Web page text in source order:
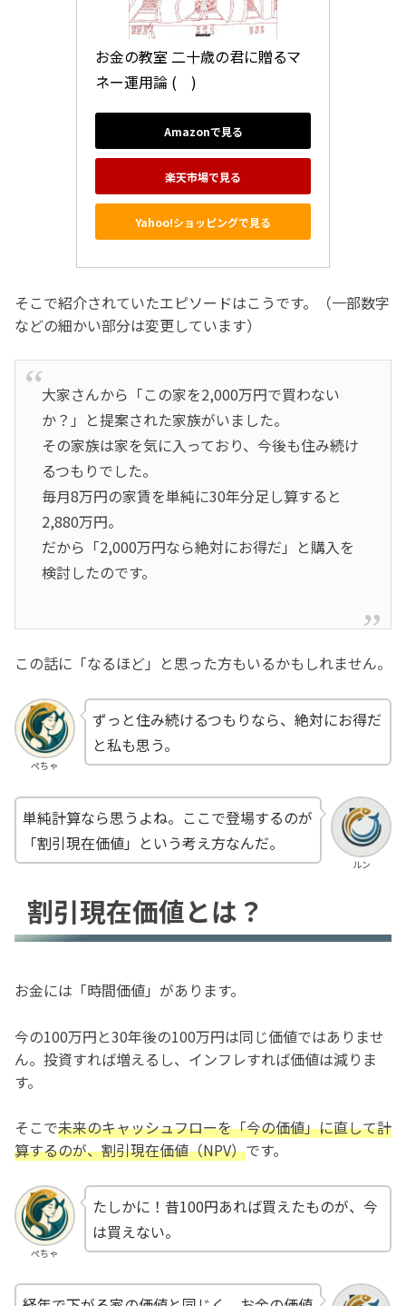
お金の教室 二十歳の君に贈るマ
ネー運用論 (　)
Amazonで見る
楽天市場で見る
Yahoo!ショッピングで見る
そこで紹介されていたエピソードはこうです。（一部数字
などの細かい部分は変更しています）
大家さんから「この家を2,000万円で買わない
か？」と提案された家族がいました。
その家族は家を気に入っており、今後も住み続け
るつもりでした。
毎月8万円の家賃を単純に30年分足し算すると
2,880万円。
だから「2,000万円なら絶対にお得だ」と購入を
検討したのです。
この話に「なるほど」と思った方もいるかもしれません。
ぺちゃ
ずっと住み続けるつもりなら、絶対にお得だ
と私も思う。
ルン
単純計算なら思うよね。ここで登場するのが
「割引現在価値」という考え方なんだ。
割引現在価値とは？
お金には「時間価値」があります。
今の100万円と30年後の100万円は同じ価値ではありませ
ん。投資すれば増えるし、インフレすれば価値は減りま
す。
そこで未来のキャッシュフローを「今の価値」に直して計
算するのが、割引現在価値（NPV）です。
ぺちゃ
たしかに！昔100円あれば買えたものが、今
は買えない。